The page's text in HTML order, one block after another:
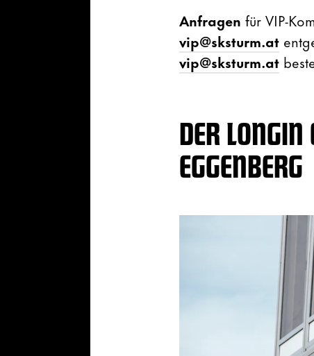
Anfragen für VIP-
vip@sksturm.at
vip@sksturm.at
DER
EGGENBERG